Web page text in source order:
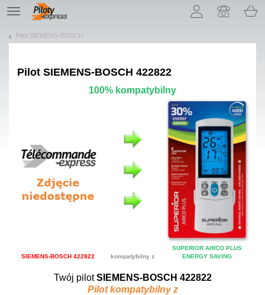
TE
navigation
Pilot SIEMENS-BOSCH
Pilot SIEMENS-BOSCH 422822
100% kompatybilny
SIEMENS-BOSCH 422822 kompatybilny z
SUPERIOR AIRCO PLUS
ENERGY SAVING
Twój pilotSIEMENS-BOSCH 422822
Pilot kompatybilny z
Pozwól, że przedstawimy nasze ciasteczka!